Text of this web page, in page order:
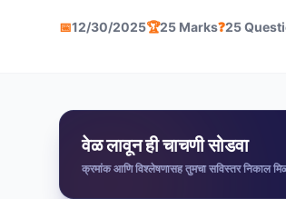
📅12/30/2025🏆25 Marks❓25
वेळ लावून ही चाचणी सोडवा
क्रमांक आणि विश्लेषणासह तुमचा सविस्तर निकाल